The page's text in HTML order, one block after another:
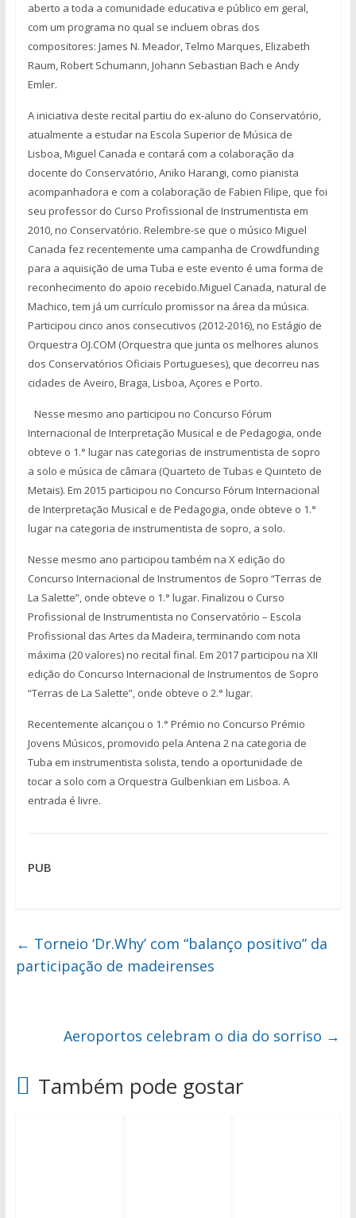
aberto a toda a comunidade educativa e público em geral,
com um programa no qual se incluem obras dos
compositores: James N. Meador, Telmo Marques, Elizabeth
Raum, Robert Schumann, Johann Sebastian Bach e Andy
Emler.
A iniciativa deste recital partiu do ex-aluno do Conservatório,
atualmente a estudar na Escola Superior de Música de
Lisboa, Miguel Canada e contará com a colaboração da
docente do Conservatório, Aniko Harangi, como pianista
acompanhadora e com a colaboração de Fabien Filipe, que foi
seu professor do Curso Profissional de Instrumentista em
2010, no Conservatório. Relembre-se que o músico Miguel
Canada fez recentemente uma campanha de Crowdfunding
para a aquisição de uma Tuba e este evento é uma forma de
reconhecimento do apoio recebido.Miguel Canada, natural de
Machico, tem já um currículo promissor na área da música.
Participou cinco anos consecutivos (2012-2016), no Estágio de
Orquestra OJ.COM (Orquestra que junta os melhores alunos
dos Conservatórios Oficiais Portugueses), que decorreu nas
cidades de Aveiro, Braga, Lisboa, Açores e Porto.
Nesse mesmo ano participou no Concurso Fórum
Internacional de Interpretação Musical e de Pedagogia, onde
obteve o 1.° lugar nas categorias de instrumentista de sopro
a solo e música de câmara (Quarteto de Tubas e Quinteto de
Metais). Em 2015 participou no Concurso Fórum Internacional
de Interpretação Musical e de Pedagogia, onde obteve o 1.°
lugar na categoria de instrumentista de sopro, a solo.
Nesse mesmo ano participou também na X edição do
Concurso Internacional de Instrumentos de Sopro “Terras de
La Salette”, onde obteve o 1.° lugar. Finalizou o Curso
Profissional de Instrumentista no Conservatório – Escola
Profissional das Artes da Madeira, terminando com nota
máxima (20 valores) no recital final. Em 2017 participou na XII
edição do Concurso Internacional de Instrumentos de Sopro
“Terras de La Salette”, onde obteve o 2.° lugar.
Recentemente alcançou o 1.° Prémio no Concurso Prémio
Jovens Músicos, promovido pela Antena 2 na categoria de
Tuba em instrumentista solista, tendo a oportunidade de
tocar a solo com a Orquestra Gulbenkian em Lisboa. A
entrada é livre.
PUB
← Torneio ‘Dr.Why’ com “balanço positivo” da
participação de madeirenses
Aeroportos celebram o dia do sorriso →
Também pode gostar